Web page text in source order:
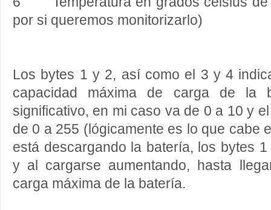
por si queremos monitorizarlo)
Los bytes 1 y 2, así como el 3 y 4
capacidad máxima de carga de la
significativo, en mi caso va de 0 a 10 y
de 0 a 255 (lógicamente es lo que cabe
está descargando la batería, los bytes
y al cargarse aumentando, hasta
carga máxima de la batería.